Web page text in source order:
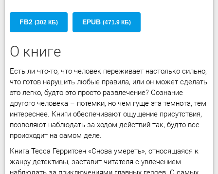
FB2 (302 КБ) EPUB (471.9 КБ)
О книге
Есть ли что-то, что человек переживает настолько сильно,
что готов нарушить любые правила, или он может сделать
это легко, будто это просто развлечение? Сознание
другого человека – потемки, но чем гуще эта темнота, тем
интереснее. Книги обеспечивают ощущение присутствия,
позволяют наблюдать за ходом действий так, будто все
происходит на самом деле.
Книга Тесса Герритсен «Снова умереть», относящаяся к
жанру детективы, заставит читателя с увлечением